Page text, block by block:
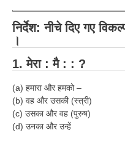
ALP Exam Papers PDF
RRB NTPC Papers PDF
RRB J.E. Solved Papers
RRB Group-D Sample
निर्देश: नीचे दिए गए
।
1. मेरा : मै : : ?
(a) हमारा और हमको –
(b) वह और उसकी (स्त्री)
(c) उसका और वह (पुरुष)
(d) उनका और उन्हें